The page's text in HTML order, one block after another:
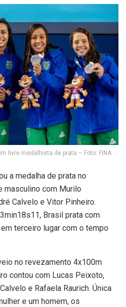
livre medalhista de prata – Foto: FINA
a medalha de prata no
masculino com Murilo
Calvelo e Vitor Pinheiro.
Brasil prata com
terceiro lugar com o tempo
no revezamento 4x100m
contou com Lucas Peixoto,
e Rafaela Raurich. Única
e um homem, os